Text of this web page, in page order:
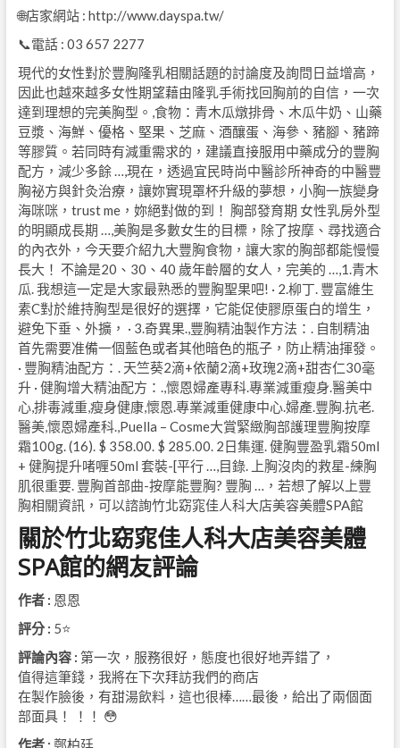
🌐店家網站 : http://www.dayspa.tw/
📞電話 : 03 657 2277
現代的女性對於豐胸隆乳相關話題的討論度及詢問日益增高，
因此也越來越多女性期望藉由隆乳手術找回胸前的自信，一次
達到理想的完美胸型。,食物：青木瓜燉排骨、木瓜牛奶、山藥
豆漿、海鮮、優格、堅果、芝麻、酒釀蛋、海參、豬腳、豬蹄
等膠質。若同時有減重需求的，建議直接服用中藥成分的豐胸
配方，減少多餘 …,現在，透過宜民時尚中醫診所神奇的中醫豐
胸祕方與針灸治療，讓妳實現罩杯升級的夢想，小胸一族變身
海咪咪，trust me，妳絕對做的到！ 胸部發育期 女性乳房外型
的明顯成長期 …,美胸是多數女生的目標，除了按摩、尋找適合
的內衣外，今天要介紹九大豐胸食物，讓大家的胸部都能慢慢
長大！ 不論是20、30、40 歲年齡層的女人，完美的 …,1.青木
瓜. 我想這一定是大家最熟悉的豐胸聖果吧! · 2.柳丁. 豐富維生
素C對於維持胸型是很好的選擇，它能促使膠原蛋白的增生，
避免下垂、外擴， · 3.奇異果.,豐胸精油製作方法：. 自制精油
首先需要准備一個藍色或者其他暗色的瓶子，防止精油揮發。
· 豐胸精油配方：. 天竺葵2滴+依蘭2滴+玫瑰2滴+甜杏仁30毫
升 · 健胸增大精油配方：.,懷恩婦產專科.專業減重瘦身.醫美中
心,排毒減重,瘦身健康,懷恩.專業減重健康中心.婦產.豐胸.抗老.
醫美,懷恩婦產科.,Puella – Cosme大賞緊緻胸部護理豐胸按摩
霜100g. (16). $ 358.00. $ 285.00. 2日集運. 健胸豐盈乳霜50ml
+ 健胸提升啫喱50ml 套裝-[平行 …,目錄. 上胸沒肉的救星-練胸
肌很重要. 豐胸首部曲-按摩能豐胸? 豐胸 …，若想了解以上豐
胸相關資訊，可以諮詢竹北窈窕佳人科大店美容美體SPA館
關於竹北窈窕佳人科大店美容美體
SPA館的網友評論
作者 : 恩恩
評分 : 5⭐
評論內容 : 第一次，服務很好，態度也很好地弄錯了，
值得這筆錢，我將在下次拜訪我們的商店
在製作臉後，有甜湯飲料，這也很棒……最後，給出了兩個面
部面具！ ！！ 😳
作者 : 鄭柏廷